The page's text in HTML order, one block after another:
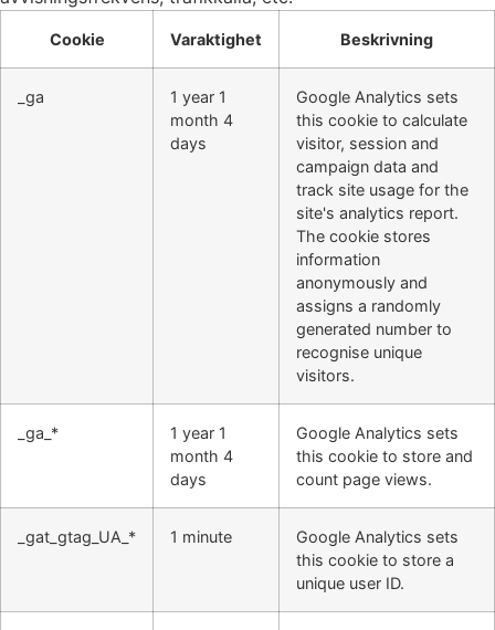
Cookie Varaktighet Beskrivning
_ga
1 year 1
month 4
days
Google Analytics sets
this cookie to calculate
visitor, session and
campaign data and
track site usage for the
site's analytics report.
The cookie stores
information
anonymously and
assigns a randomly
generated number to
recognise unique
visitors.
_ga_*
1 year 1
month 4
days
Google Analytics sets
this cookie to store and
count page views.
_gat_gtag_UA_* 1 minute
Google Analytics sets
this cookie to store a
unique user ID.